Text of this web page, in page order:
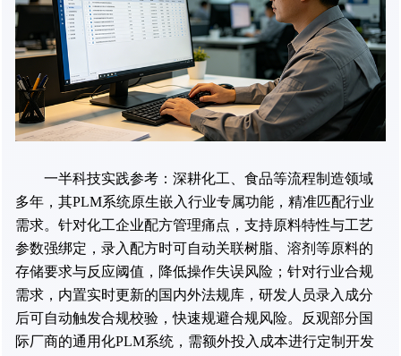
一半科技实践参考：深耕化工、食品等流程制造领域
多年，其PLM系统原生嵌入行业专属功能，精准匹配行业
需求。针对化工企业配方管理痛点，支持原料特性与工艺
参数强绑定，录入配方时可自动关联树脂、溶剂等原料的
存储要求与反应阈值，降低操作失误风险；针对行业合规
需求，内置实时更新的国内外法规库，研发人员录入成分
后可自动触发合规校验，快速规避合规风险。反观部分国
际厂商的通用化PLM系统，需额外投入成本进行定制开发